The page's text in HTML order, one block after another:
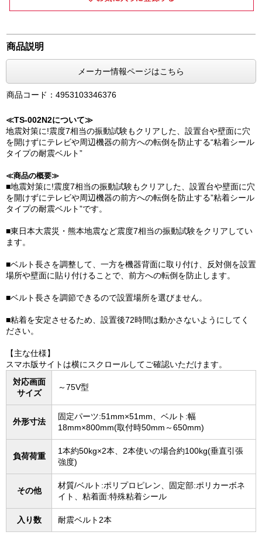
商品説明
メーカー情報ページはこちら
商品コード：4953103346376
≪TS-002N2について≫
地震対策に!震度7相当の振動試験もクリアした、設置台や壁面に穴
を開けずにテレビや周辺機器の前方への転倒を防止する“粘着シール
タイプの耐震ベルト”
≪商品の概要≫
■地震対策に!震度7相当の振動試験もクリアした、設置台や壁面に穴
を開けずにテレビや周辺機器の前方への転倒を防止する”粘着シール
タイプの耐震ベルト”です。
■東日本大震災・熊本地震など震度7相当の振動試験をクリアしてい
ます。
■ベルト長さを調整して、一方を機器背面に取り付け、反対側を設置
場所や壁面に貼り付けることで、前方への転倒を防止します。
■ベルト長さを調節できるので設置場所を選びません。
■粘着を安定させるため、設置後72時間は動かさないようにしてく
ださい。
【主な仕様】
スマホ版サイトは横にスクロールしてご確認いただけます。
対応画面
サイズ
～75V型
外形寸法
固定パーツ:51mm×51mm、ベルト:幅
18mm×800mm(取付時50mm～650mm)
負荷荷重
1本約50kg×2本、2本使いの場合約100kg(垂直引張
強度)
その他
材質/ベルト:ポリプロピレン、固定部:ポリカーボネ
イト、粘着面:特殊粘着シール
入り数 耐震ベルト2本